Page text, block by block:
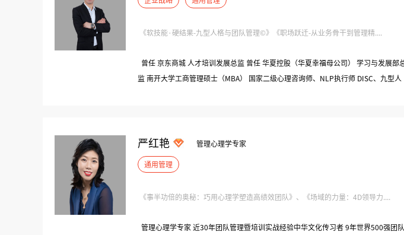
《软技能·硬结果-九型人格与团队管理©》《职场跃迁-从业务骨干到管理精....
曾任 京东商城 人才培训发展总监 曾任 华夏控股（华夏幸福母公司） 学习与发展部总
监 南开大学工商管理硕士（MBA） 国家二级心理咨询师、NLP执行师 DISC、九型人
严红艳 管理心理学专家
通用管理
《事半功倍的奥秘：巧用心理学塑造高绩效团队》、《场域的力量：4D领导力....
管理心理学专家 近30年团队管理暨培训实战经验中华文化传习者 9年世界500强团队